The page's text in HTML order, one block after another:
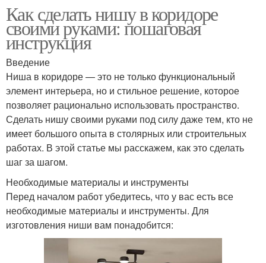
Как сделать нишу в коридоре
своими руками: пошаговая
инструкция
Введение
Ниша в коридоре — это не только функциональный
элемент интерьера, но и стильное решение, которое
позволяет рационально использовать пространство.
Сделать нишу своими руками под силу даже тем, кто не
имеет большого опыта в столярных или строительных
работах. В этой статье мы расскажем, как это сделать
шаг за шагом.
Необходимые материалы и инструменты
Перед началом работ убедитесь, что у вас есть все
необходимые материалы и инструменты. Для
изготовления ниши вам понадобится: